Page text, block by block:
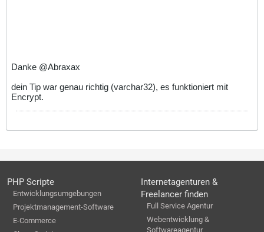
Danke @Abraxax
dein Tip war genau richtig (varchar32), es funktioniert mit
Encrypt.
PHP Scripte
Entwicklungsumgebungen
Projektmanagement-Software
E-Commerce
Internetagenturen &
Freelancer finden
Full Service Agentur
Webentwicklung &
Softwareagentur